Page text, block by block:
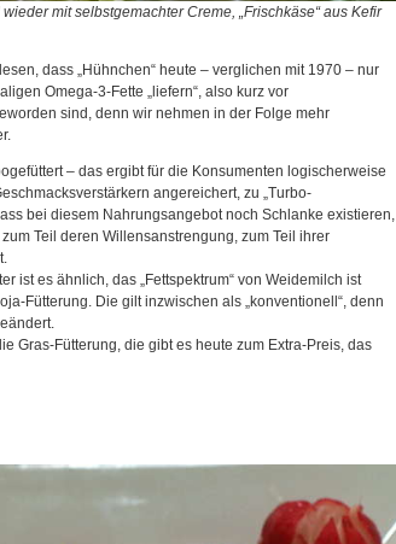
mit selbstgemachter Creme, „Frischkäse“ aus Kefir
dass „Hühnchen“ heute – verglichen mit 1970 – nur
Omega-3-Fette „liefern“, also kurz vor
sind, denn wir nehmen in der Folge mehr
– das ergibt für die Konsumenten logischerweise
angereichert, zu „Turbo-
bei diesem Nahrungsangebot noch Schlanke existieren,
Teil deren Willensanstrengung, zum Teil ihrer
ist es ähnlich, das „Fettspektrum“ von Weidemilch ist
Fütterung. Die gilt inzwischen als „konventionell“, denn
Gras-Fütterung, die gibt es heute zum Extra-Preis, das